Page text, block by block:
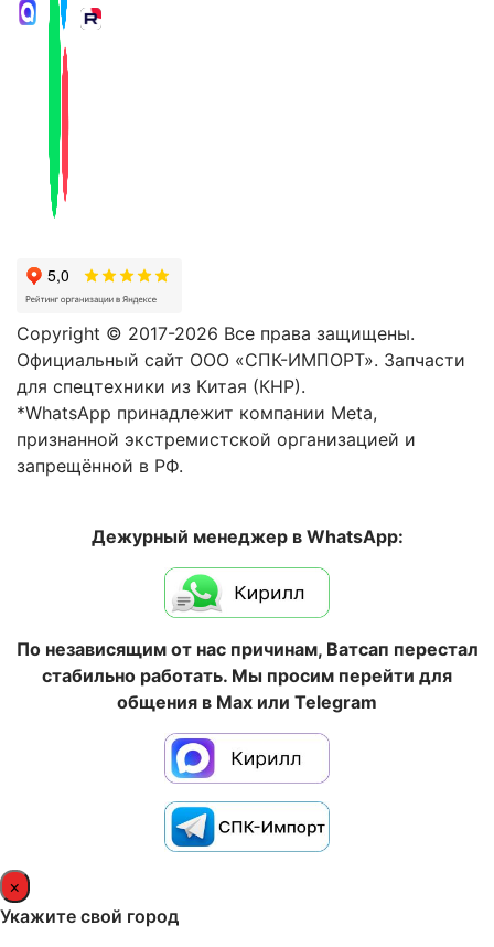
Copyright © 2017-2026 Все права защищены.
Официальный сайт ООО «СПК-ИМПОРТ». Запчасти
для спецтехники из Китая (КНР).
*WhatsApp принадлежит компании Meta,
признанной экстремистской организацией и
запрещённой в РФ.
Дежурный менеджер в WhatsApp:
По независящим от нас причинам, Ватсап перестал
стабильно работать. Мы просим перейти для
общения в Max или Telegram
×
Укажите свой город